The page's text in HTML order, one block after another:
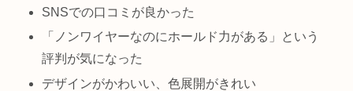
SNSでの口コミが良かった
「ノンワイヤーなのにホールド力がある」という
評判が気になった
デザインがかわいい、色展開がきれい